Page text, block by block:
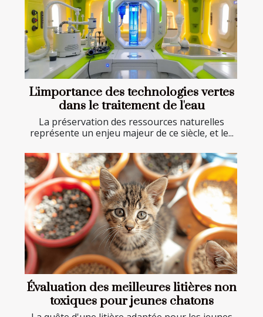
L'importance des technologies vertes
dans le traitement de l'eau
La préservation des ressources naturelles
représente un enjeu majeur de ce siècle, et le...
Évaluation des meilleures litières non
toxiques pour jeunes chatons